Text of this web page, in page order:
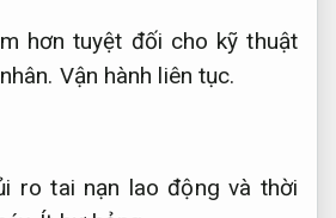
hơn tuyệt đối cho kỹ thuật
Vận hành liên tục.
ro tai nạn lao động và thời